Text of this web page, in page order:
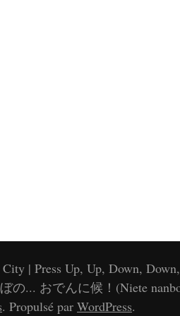
City | Press Up, Up, Down,
の... おでんに候！(Niete
. Propulsé par WordPress.